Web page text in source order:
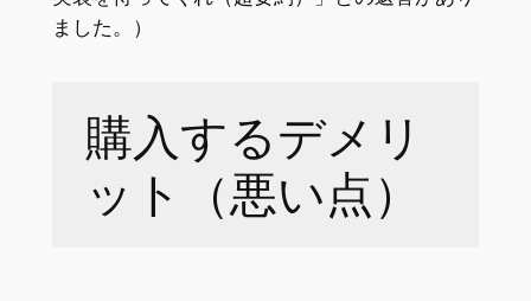
ました。）
購入するデメリ
ット（悪い点）